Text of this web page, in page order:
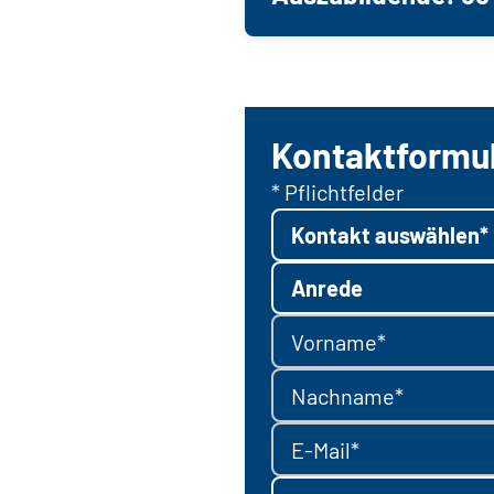
* Pflichtfelder
Kontakt auswählen*
Anrede
Vorname*
Nachname*
E-Mail*